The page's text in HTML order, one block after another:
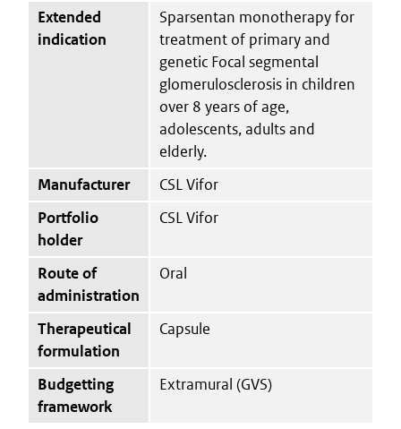
Extended
indication
Sparsentan monotherapy for
treatment of primary and
genetic Focal segmental
glomerulosclerosis in children
over 8 years of age,
adolescents, adults and
elderly.
Manufacturer
CSL Vifor
Portfolio
holder
CSL Vifor
Route of
administration
Oral
Therapeutical
formulation
Capsule
Budgetting
framework
Extramural (GVS)